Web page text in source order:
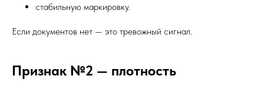
стабильную маркировку.
Если документов нет — это тревожный сигнал.
Признак №2 — плотность